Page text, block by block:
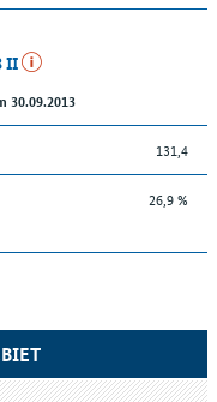
II
30.09.2013
131,4
26,9 %